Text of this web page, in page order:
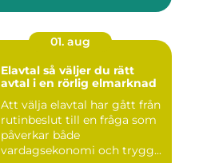
01. aug
Elavtal så väljer du rätt
avtal i en rörlig elmarknad
Att välja elavtal har gått från
rutinbeslut till en fråga som
påverkar både
vardagsekonomi och trygg...